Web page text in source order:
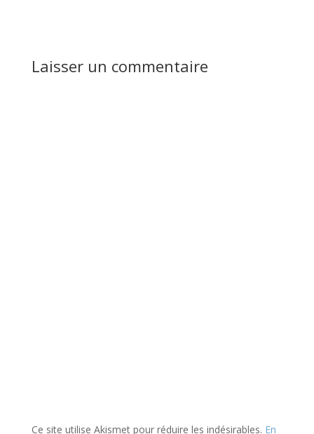
Laisser un commentaire
Ce site utilise Akismet pour réduire les indésirables. En